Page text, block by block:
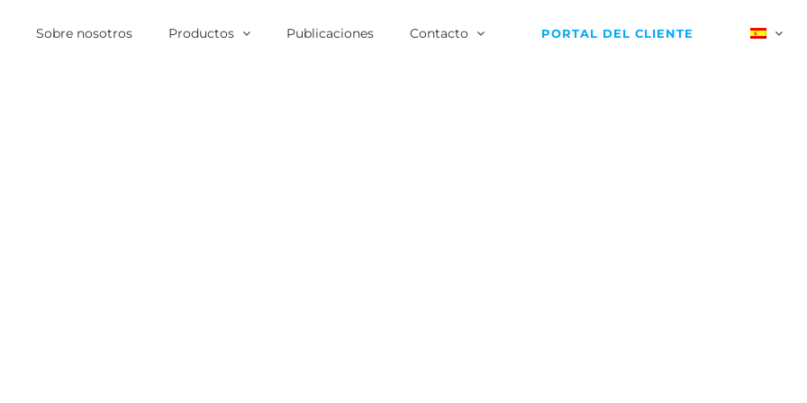
Sobre nosotros Productos Publicaciones Contacto PORTAL DEL CLIENTE